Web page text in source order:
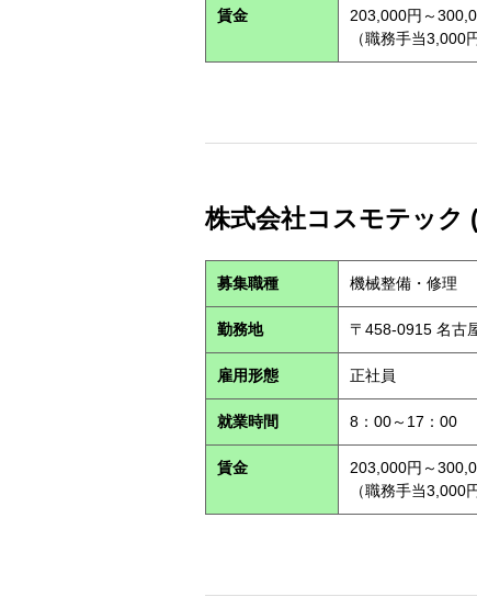
賃金
203,000円～
（職務手当3,000
株式会社コスモテック
募集職種 機械整備・修理
勤務地 〒458-0915 名古
雇用形態 正社員
就業時間 8：00～17：00
賃金
203,000円～
（職務手当3,000